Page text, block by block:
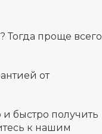
Тогда проще всего
от
быстро получить
к нашим